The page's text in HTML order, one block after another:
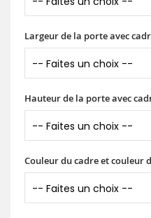
Largeur de la porte avec
Hauteur de la porte avec
Couleur du cadre et couleur